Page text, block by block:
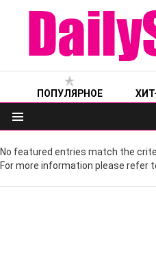
ПОПУЛЯРНОЕ
Меню
No featured entries match the
For more information please refer